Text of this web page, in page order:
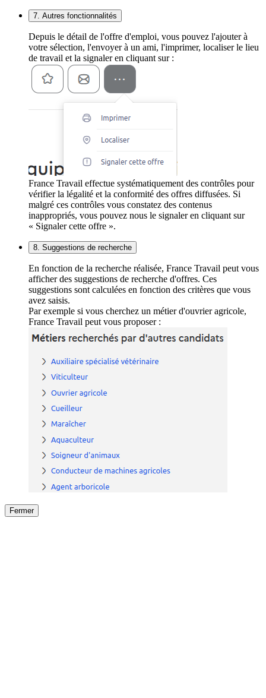
7. Autres fonctionnalités
Depuis le détail de l'offre d'emploi, vous pouvez l'ajouter à
votre sélection, l'envoyer à un ami, l'imprimer, localiser le lieu
de travail et la signaler en cliquant sur :
France Travail effectue systématiquement des contrôles pour
vérifier la légalité et la conformité des offres diffusées. Si
malgré ces contrôles vous constatez des contenus
inappropriés, vous pouvez nous le signaler en cliquant sur
« Signaler cette offre ».
8. Suggestions de recherche
En fonction de la recherche réalisée, France Travail peut vous
afficher des suggestions de recherche d'offres. Ces
suggestions sont calculées en fonction des critères que vous
avez saisis.
Par exemple si vous cherchez un métier d'ouvrier agricole,
France Travail peut vous proposer :
Fermer